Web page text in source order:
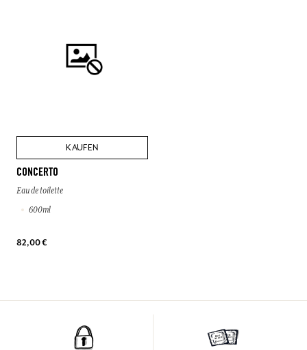
KAUFEN
CONCERTO
Eau de toilette
600ml
82,00 €